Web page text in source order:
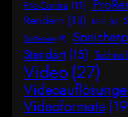
Pro-Contra (11)
Rendern (13) RGB (8)
Software (9)
Standart (15)
Video(27)
Videoformate